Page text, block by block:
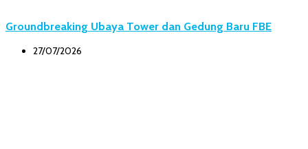
Groundbreaking Ubaya Tower dan Gedung Baru FBE
27/07/2026